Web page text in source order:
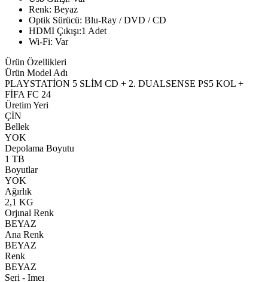
Renk: Beyaz
Optik Sürücü: Blu-Ray / DVD / CD
HDMI Çıkışı:1 Adet
Wi-Fi: Var
Ürün Özellikleri
Ürün Model Adı
PLAYSTATİON 5 SLİM CD + 2. DUALSENSE PS5 KOL +
FİFA FC 24
Üretim Yeri
ÇİN
Bellek
YOK
Depolama Boyutu
1 TB
Boyutlar
YOK
Ağırlık
2,1 KG
Orjınal Renk
BEYAZ
Ana Renk
BEYAZ
Renk
BEYAZ
Seri - Imeı